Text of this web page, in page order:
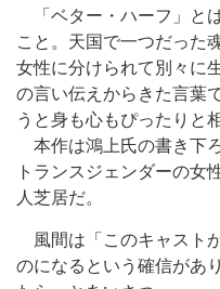
「ベター・ハーフ」と
こと。天国で一つだった
女性に分けられて別々に
の言い伝えからきた言葉
うと身も心もぴったりと
本作は鴻上氏の書き下
トランスジェンダーの女
人芝居だ。
風間は「このキャスト
のになるという確信があ